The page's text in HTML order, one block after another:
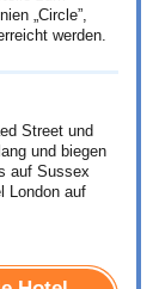
„Circle”,
werden.
Street und
und biegen
auf Sussex
London auf